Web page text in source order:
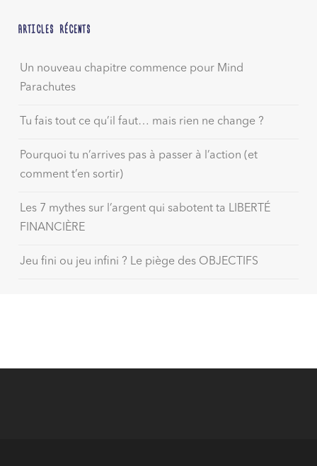
ARTICLES RÉCENTS
Un nouveau chapitre commence pour Mind
Parachutes
Tu fais tout ce qu’il faut… mais rien ne change ?
Pourquoi tu n’arrives pas à passer à l’action (et
comment t’en sortir)
Les 7 mythes sur l’argent qui sabotent ta LIBERTÉ
FINANCIÈRE
Jeu fini ou jeu infini ? Le piège des OBJECTIFS